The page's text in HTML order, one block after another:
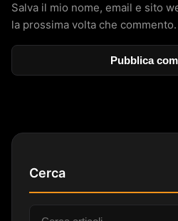
Salva il mio nome, email e sito
la prossima volta che commento.
Cerca
Cerca: